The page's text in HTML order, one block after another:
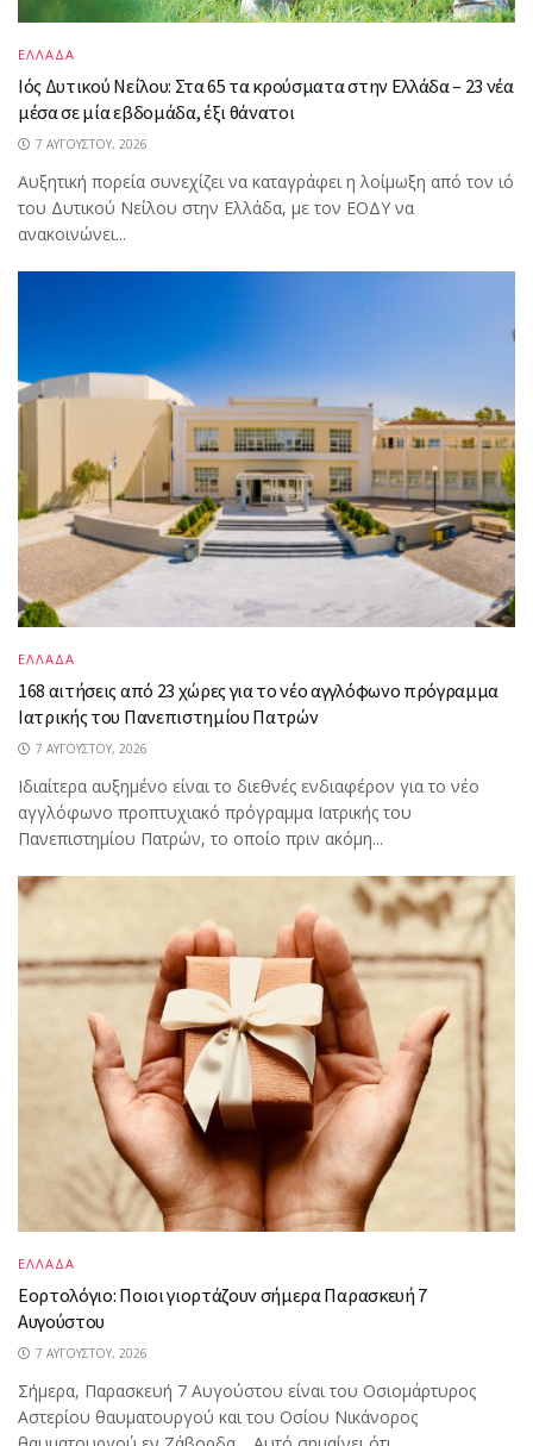
ΕΛΛΑΔΑ
Ιός Δυτικού Νείλου: Στα 65 τα κρούσματα στην Ελλάδα – 23 νέα
μέσα σε μία εβδομάδα, έξι θάνατοι
7 ΑΥΓΟΎΣΤΟΥ, 2026
Αυξητική πορεία συνεχίζει να καταγράφει η λοίμωξη από τον ιό
του Δυτικού Νείλου στην Ελλάδα, με τον ΕΟΔΥ να
ανακοινώνει...
ΕΛΛΑΔΑ
168 αιτήσεις από 23 χώρες για το νέο αγγλόφωνο πρόγραμμα
Ιατρικής του Πανεπιστημίου Πατρών
7 ΑΥΓΟΎΣΤΟΥ, 2026
Ιδιαίτερα αυξημένο είναι το διεθνές ενδιαφέρον για το νέο
αγγλόφωνο προπτυχιακό πρόγραμμα Ιατρικής του
Πανεπιστημίου Πατρών, το οποίο πριν ακόμη...
ΕΛΛΑΔΑ
Εορτολόγιο: Ποιοι γιορτάζουν σήμερα Παρασκευή 7
Αυγούστου
7 ΑΥΓΟΎΣΤΟΥ, 2026
Σήμερα, Παρασκευή 7 Αυγούστου είναι του Οσιομάρτυρος
Αστερίου θαυματουργού και του Οσίου Νικάνορος